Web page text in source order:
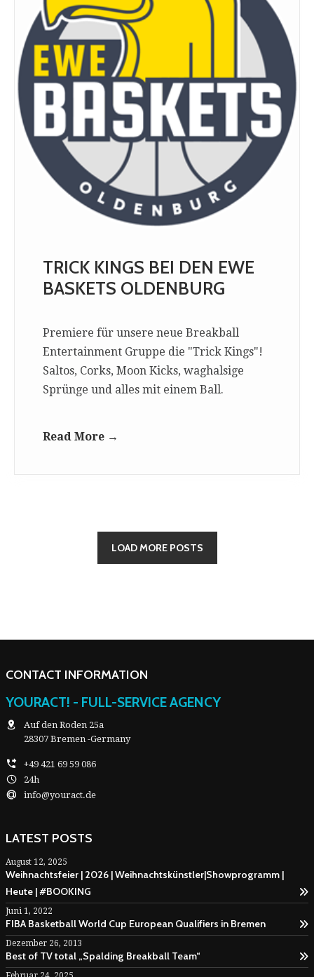
TRICK KINGS BEI DEN EWE
BASKETS OLDENBURG
Premiere für unsere neue Breakball
Entertainment Gruppe die "Trick Kings"!
Saltos, Corks, Moon Kicks, waghalsige
Sprünge und alles mit einem Ball.
Read More →
LOAD MORE POSTS
CONTACT INFORMATION
YOURACT! - FULL-SERVICE AGENCY
Auf den Roden 25a
28307 Bremen -Germany
+49 421 69 59 086
24h
info@youract.de
LATEST POSTS
August 12, 2025
Weihnachtsfeier | 2026 | Weihnachtskünstler|Showprogramm |
Heute | #BOOKING
Juni 1, 2022
FIBA Basketball World Cup European Qualifiers in Bremen
Dezember 26, 2013
Best of TV total „Spalding Breakball Team“